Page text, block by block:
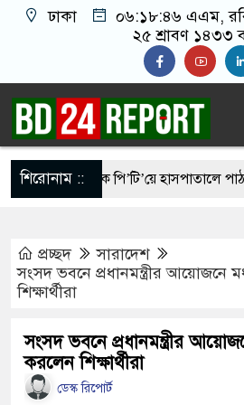
ঢাকা ০৬:১৮:৪৭ এএম,
২৫ শ্রাবণ ১৪৩৩
শিরোনাম ::
বেধ’ড়’ক পি’টি’য়ে হাসপাতালে পাঠাল
লাইফের পার্ট: শাকিব খান
পতাকায় সাকিবের অটোগ্রাফ, ভাইরাল
বিএনপির দুই মনোনয়নপত্র সংগ্রহ
প্রচ্ছদ
সারাদেশ
সংসদ ভবনে প্রধানমন্ত্রীর আয়োজনে
শিক্ষার্থীরা
সংসদ ভবনে প্রধানমন্ত্রীর
করলেন শিক্ষার্থীরা
ডেস্ক রিপোর্ট